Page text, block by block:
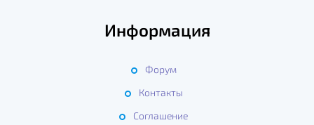
Информация
Форум
Контакты
Соглашение